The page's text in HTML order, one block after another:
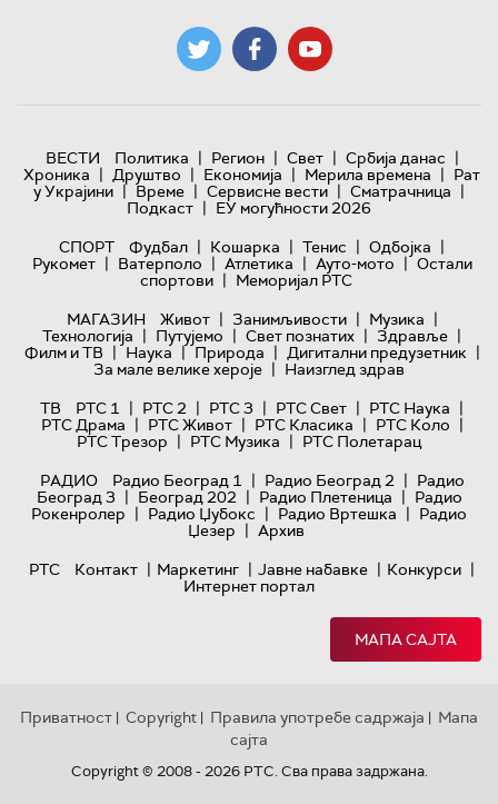
ВЕСТИ Политика | Регион | Свет | Србија данас |
Хроника | Друштво | Економија | Мерила времена | Рат
у Украјини | Време | Сервисне вести | Сматрачница |
Подкаст | ЕУ могућности 2026
СПОРТ
Фудбал | Кошарка | Тенис | Одбојка |
Рукомет | Ватерполо | Атлетика | Ауто-мото | Остали
спортови | Меморијал РТС
МАГАЗИН
Живот | Занимљивости | Музика |
Технологијa | Путујемо | Свет познатих | Здравље |
Филм и ТВ | Наука | Природа | Дигитални предузетник |
За мале велике хероје | Наизглед здрав
ТВ
РТС 1 | РТС 2 | РТС 3 | РТС Свет | РТС Наука |
РТС Драма | РТС Живот | РТС Класика | РТС Коло |
РТС Трезор | РТС Музика | РТС Полетарац
РАДИО
Радио Београд 1 | Радио Београд 2 | Радио
Београд 3 | Београд 202 | Радио Плетеница | Радио
Рокенролер | Радио Џубокс | Радио Вртешка | Радио
Џезер | Архив
РТС
Контакт | Маркетинг | Јавне набавке | Конкурси |
Интернет портал
МАПА САЈТА
Приватност | Copyright | Правила употребе садржаја | Мапа
сајта
Copyright © 2008 - 2026 РТС. Сва права задржана.